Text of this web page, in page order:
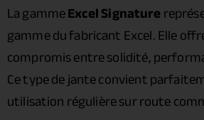
La gammeExcel Signature
gamme du fabricant Excel. Elle
compromis entre solidité,
Ce type de jante convient
utilisation régulière sur route